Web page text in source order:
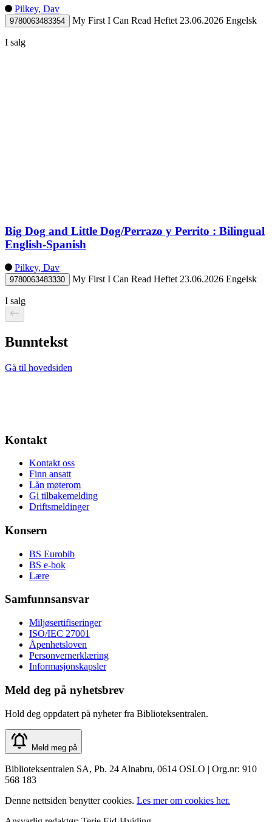
Pilkey, Dav
9780063483354 My First I Can Read Heftet 23.06.2026 Engelsk
I salg
Big Dog and Little Dog/Perrazo y Perrito : Bilingual
English-Spanish
Pilkey, Dav
9780063483330 My First I Can Read Heftet 23.06.2026 Engelsk
I salg
Bunntekst
Gå til hovedsiden
Kontakt
Kontakt oss
Finn ansatt
Lån møterom
Gi tilbakemelding
Driftsmeldinger
Konsern
BS Eurobib
BS e-bok
Lære
Samfunnsansvar
Miljøsertifiseringer
ISO/IEC 27001
Åpenhetsloven
Personvernerklæring
Informasjonskapsler
Meld deg på nyhetsbrev
Hold deg oppdatert på nyheter fra Biblioteksentralen.
Meld meg på
Biblioteksentralen SA, Pb. 24 Alnabru, 0614 OSLO | Org.nr: 910
568 183
Denne nettsiden benytter cookies. Les mer om cookies her.